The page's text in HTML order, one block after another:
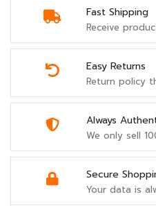
Fast Shipping
Receive
Easy Returns
Return policy
Always
We only sell
Secure
Your data is